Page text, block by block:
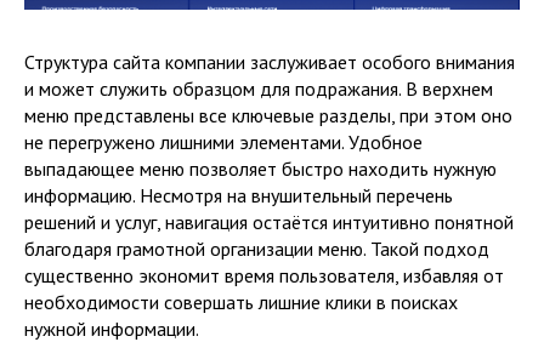
Структура сайта компании заслуживает особого внимания
и может служить образцом для подражания. В верхнем
меню представлены все ключевые разделы, при этом оно
не перегружено лишними элементами. Удобное
выпадающее меню позволяет быстро находить нужную
информацию. Несмотря на внушительный перечень
решений и услуг, навигация остаётся интуитивно понятной
благодаря грамотной организации меню. Такой подход
существенно экономит время пользователя, избавляя от
необходимости совершать лишние клики в поисках
нужной информации.